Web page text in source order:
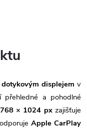
displejem v
a pohodlné
768 × 1024 pxzajišťuje
Apple CarPlay